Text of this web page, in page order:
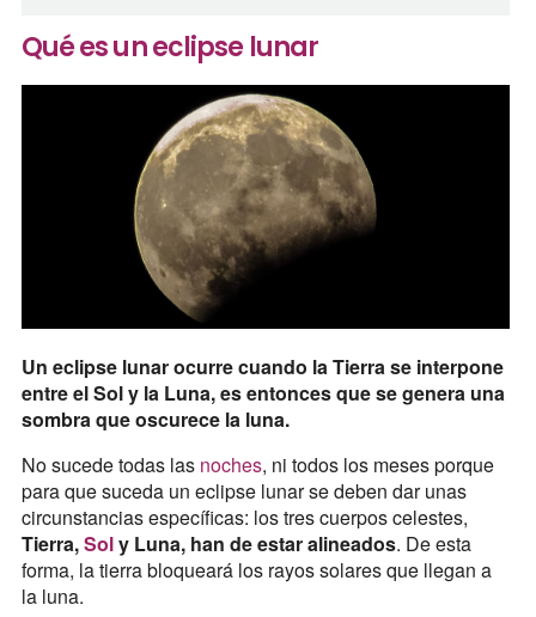
Qué es un eclipse lunar
Un eclipse lunar ocurre cuando la Tierra se interpone
entre el Sol y la Luna, es entonces que se genera una
sombra que oscurece la luna.
No sucede todas las noches, ni todos los meses porque
para que suceda un eclipse lunar se deben dar unas
circunstancias específicas: los tres cuerpos celestes,
Tierra,Soly Luna, han de estar alineados. De esta
forma, la tierra bloqueará los rayos solares que llegan a
la luna.